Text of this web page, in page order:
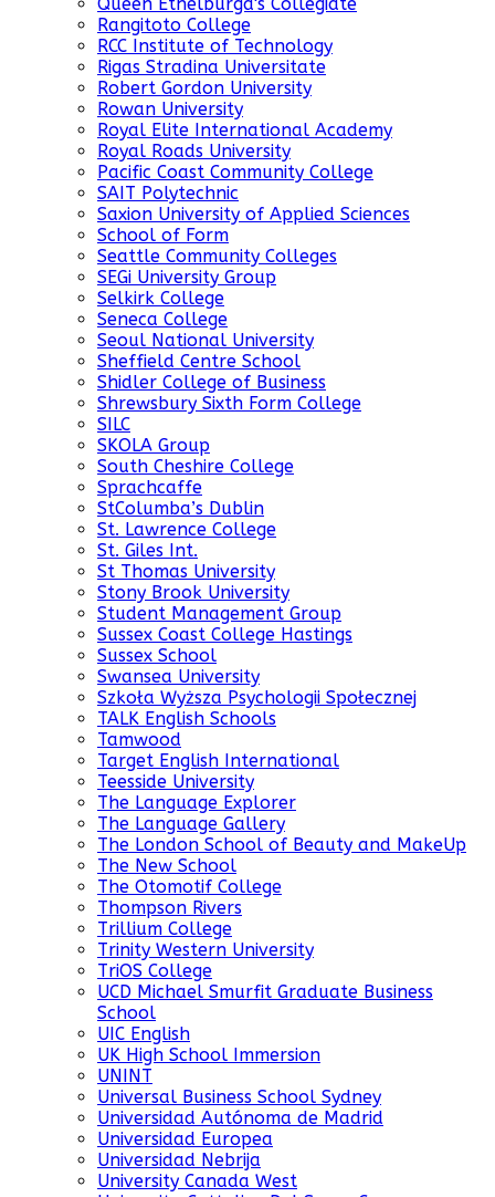
Queen Ethelburga's Collegiate
Rangitoto College
RCC Institute of Technology
Rigas Stradina Universitate
Robert Gordon University
Rowan University
Royal Elite International Academy
Royal Roads University
Pacific Coast Community College
SAIT Polytechnic
Saxion University of Applied Sciences
School of Form
Seattle Community Colleges
SEGi University Group
Selkirk College
Seneca College
Seoul National University
Sheffield Centre School
Shidler College of Business
Shrewsbury Sixth Form College
SILC
SKOLA Group
South Cheshire College
Sprachcaffe
StColumba’s Dublin
St. Lawrence College
St. Giles Int.
St Thomas University
Stony Brook University
Student Management Group
Sussex Coast College Hastings
Sussex School
Swansea University
Szkoła Wyższa Psychologii Społecznej
TALK English Schools
Tamwood
Target English International
Teesside University
The Language Explorer
The Language Gallery
The London School of Beauty and MakeUp
The New School
The Otomotif College
Thompson Rivers
Trillium College
Trinity Western University
TriOS College
UCD Michael Smurfit Graduate Business
School
UIC English
UK High School Immersion
UNINT
Universal Business School Sydney
Universidad Autónoma de Madrid
Universidad Europea
Universidad Nebrija
University Canada West